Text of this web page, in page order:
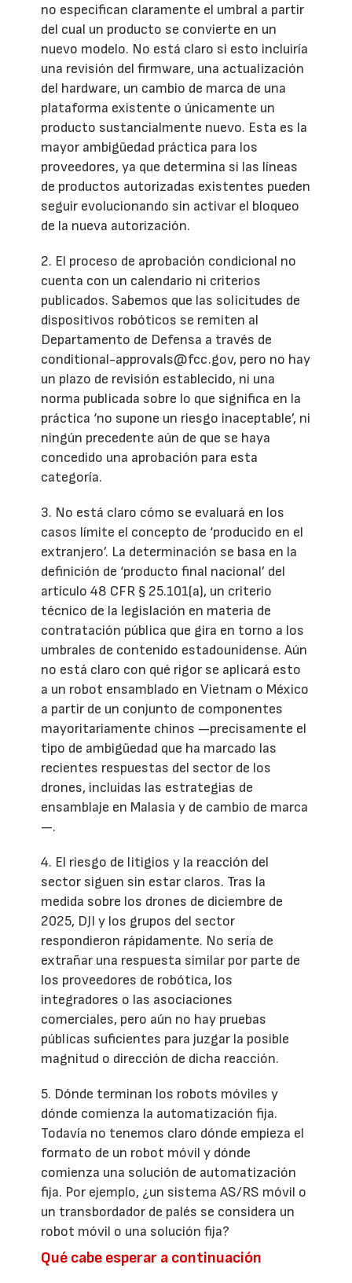
no especifican claramente el umbral a partir
del cual un producto se convierte en un
nuevo modelo. No está claro si esto incluiría
una revisión del firmware, una actualización
del hardware, un cambio de marca de una
plataforma existente o únicamente un
producto sustancialmente nuevo. Esta es la
mayor ambigüedad práctica para los
proveedores, ya que determina si las líneas
de productos autorizadas existentes pueden
seguir evolucionando sin activar el bloqueo
de la nueva autorización.
2. El proceso de aprobación condicional no
cuenta con un calendario ni criterios
publicados. Sabemos que las solicitudes de
dispositivos robóticos se remiten al
Departamento de Defensa a través de
conditional-approvals@fcc.gov, pero no hay
un plazo de revisión establecido, ni una
norma publicada sobre lo que significa en la
práctica ‘no supone un riesgo inaceptable’, ni
ningún precedente aún de que se haya
concedido una aprobación para esta
categoría.
3. No está claro cómo se evaluará en los
casos límite el concepto de ‘producido en el
extranjero’. La determinación se basa en la
definición de ‘producto final nacional’ del
artículo 48 CFR § 25.101(a), un criterio
técnico de la legislación en materia de
contratación pública que gira en torno a los
umbrales de contenido estadounidense. Aún
no está claro con qué rigor se aplicará esto
a un robot ensamblado en Vietnam o México
a partir de un conjunto de componentes
mayoritariamente chinos —precisamente el
tipo de ambigüedad que ha marcado las
recientes respuestas del sector de los
drones, incluidas las estrategias de
ensamblaje en Malasia y de cambio de marca
—.
4. El riesgo de litigios y la reacción del
sector siguen sin estar claros. Tras la
medida sobre los drones de diciembre de
2025, DJI y los grupos del sector
respondieron rápidamente. No sería de
extrañar una respuesta similar por parte de
los proveedores de robótica, los
integradores o las asociaciones
comerciales, pero aún no hay pruebas
públicas suficientes para juzgar la posible
magnitud o dirección de dicha reacción.
5. Dónde terminan los robots móviles y
dónde comienza la automatización fija.
Todavía no tenemos claro dónde empieza el
formato de un robot móvil y dónde
comienza una solución de automatización
fija. Por ejemplo, ¿un sistema AS/RS móvil o
un transbordador de palés se considera un
robot móvil o una solución fija?
Qué cabe esperar a continuación